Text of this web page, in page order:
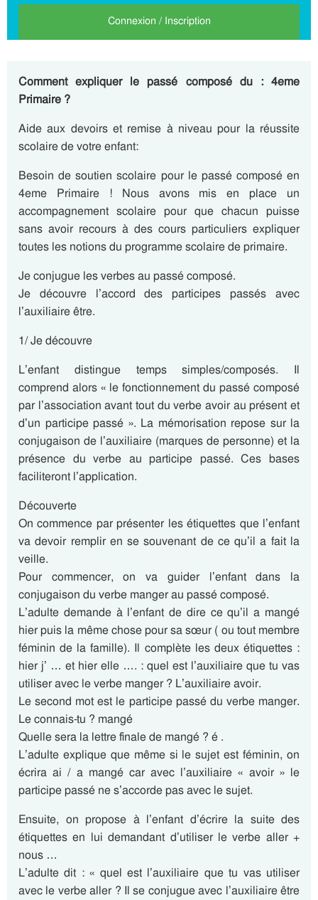
Connexion / Inscription
Comment expliquer le passé composé du : 4eme
Primaire ?
Aide aux devoirs et remise à niveau pour la réussite
scolaire de votre enfant:
Besoin de soutien scolaire pour le passé composé en
4eme Primaire ! Nous avons mis en place un
accompagnement scolaire pour que chacun puisse
sans avoir recours à des cours particuliers expliquer
toutes les notions du programme scolaire de primaire.
Je conjugue les verbes au passé composé.
Je découvre l’accord des participes passés avec
l’auxiliaire être.
1/ Je découvre
L’enfant distingue temps simples/composés. Il
comprend alors « le fonctionnement du passé composé
par l’association avant tout du verbe avoir au présent et
d’un participe passé ». La mémorisation repose sur la
conjugaison de l’auxiliaire (marques de personne) et la
présence du verbe au participe passé. Ces bases
faciliteront l’application.
Découverte
On commence par présenter les étiquettes que l’enfant
va devoir remplir en se souvenant de ce qu’il a fait la
veille.
Pour commencer, on va guider l’enfant dans la
conjugaison du verbe manger au passé composé.
L’adulte demande à l’enfant de dire ce qu’il a mangé
hier puis la même chose pour sa sœur ( ou tout membre
féminin de la famille). Il complète les deux étiquettes :
hier j’ … et hier elle …. : quel est l’auxiliaire que tu vas
utiliser avec le verbe manger ? L’auxiliaire avoir.
Le second mot est le participe passé du verbe manger.
Le connais-tu ? mangé
Quelle sera la lettre finale de mangé ? é .
L’adulte explique que même si le sujet est féminin, on
écrira ai / a mangé car avec l’auxiliaire « avoir » le
participe passé ne s’accorde pas avec le sujet.
Ensuite, on propose à l’enfant d’écrire la suite des
étiquettes en lui demandant d’utiliser le verbe aller +
nous …
L’adulte dit : « quel est l’auxiliaire que tu vas utiliser
avec le verbe aller ? Il se conjugue avec l’auxiliaire être